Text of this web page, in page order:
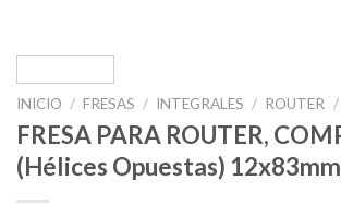
INICIO / FRESAS / INTEGRALES / ROUTER /
FRESA PARA ROUTER,
(Hélices Opuestas)